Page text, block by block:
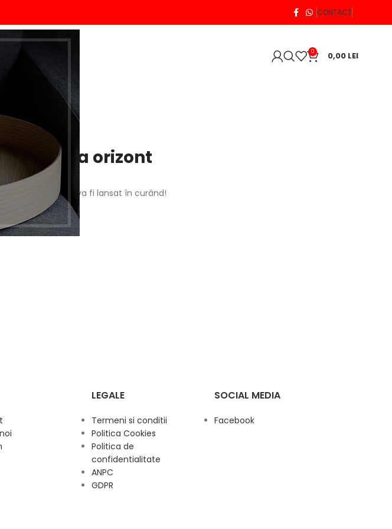
CONTACT
0 0,00 LEI
la orizont
este în lucru și va fi lansat în curând!
LEGALE
Termeni si conditii
Politica Cookies
Politica de
confidentialitate
ANPC
GDPR
SOCIAL MEDIA
Facebook